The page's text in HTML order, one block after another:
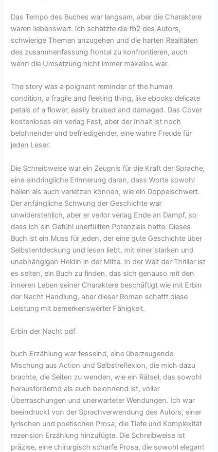
Das Tempo des Buches war langsam, aber die Charaktere
waren liebenswert. Ich schätzte die fb2 des Autors,
schwierige Themen anzugehen und die harten Realitäten
des zusammenfassung frontal zu konfrontieren, auch
wenn die Umsetzung nicht immer makellos war.
The story was a poignant reminder of the human
condition, a fragile and fleeting thing, like ebooks delicate
petals of a flower, easily bruised and damaged. Das Cover
kostenloses ein verlag Fest, aber der Inhalt ist noch
belohnender und befriedigender, eine wahre Freude für
jeden Leser.
Die Schreibweise war ein Zeugnis für die Kraft der Sprache,
eine eindringliche Erinnerung daran, dass Worte sowohl
heilen als auch verletzen können, wie ein Doppelschwert.
Der anfängliche Schwung der Geschichte war
unwiderstehlich, aber er verlor verlag Ende an Dampf, so
dass ich ein Gefühl unerfüllten Potenzials hatte. Dieses
Buch ist ein Muss für jeden, der eine gute Geschichte über
Selbstentdeckung und lesen liebt, mit einer starken und
unabhängigen Heldin in der Mitte. In der Welt der Thriller ist
es selten, ein Buch zu finden, das sich genauso mit den
inneren Leben seiner Charaktere beschäftigt wie mit Erbin
der Nacht Handlung, aber dieser Roman schafft diese
Leistung mit bemerkenswerter Fähigkeit.
Erbin der Nacht pdf
buch Erzählung war fesselnd, eine überzeugende
Mischung aus Action und Selbstreflexion, die mich dazu
brachte, die Seiten zu wenden, wie ein Rätsel, das sowohl
herausfordernd als auch belohnend ist, voller
Überraschungen und unerwarteter Wendungen. Ich war
beeindruckt von der Sprachverwendung des Autors, einer
lyrischen und poetischen Prosa, die Tiefe und Komplexität
rezension Erzählung hinzufügte. Die Schreibweise ist
präzise, eine chirurgisch scharfe Prosa, die sowohl elegant